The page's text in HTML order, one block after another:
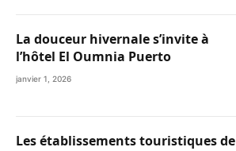
La douceur hivernale s’invite à
l’hôtel El Oumnia Puerto
janvier 1, 2026
Les établissements touristiques de